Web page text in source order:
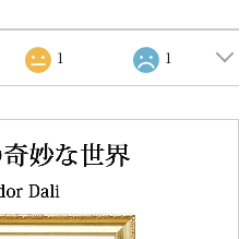
1 1